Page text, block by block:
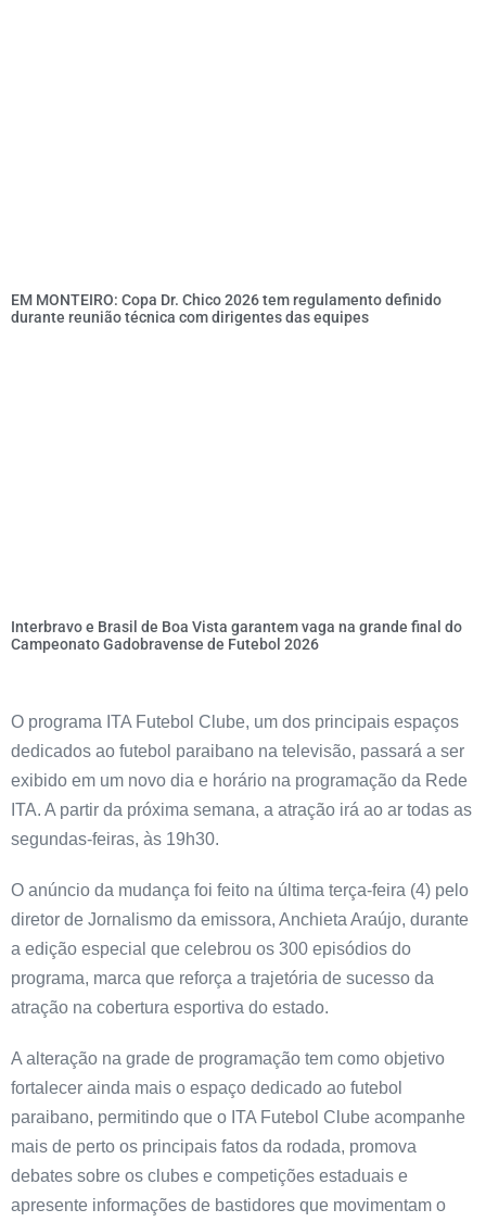
EM MONTEIRO: Copa Dr. Chico 2026 tem regulamento definido
durante reunião técnica com dirigentes das equipes
Interbravo e Brasil de Boa Vista garantem vaga na grande final do
Campeonato Gadobravense de Futebol 2026
O programa ITA Futebol Clube, um dos principais espaços
dedicados ao futebol paraibano na televisão, passará a ser
exibido em um novo dia e horário na programação da Rede
ITA. A partir da próxima semana, a atração irá ao ar todas as
segundas-feiras, às 19h30.
O anúncio da mudança foi feito na última terça-feira (4) pelo
diretor de Jornalismo da emissora, Anchieta Araújo, durante
a edição especial que celebrou os 300 episódios do
programa, marca que reforça a trajetória de sucesso da
atração na cobertura esportiva do estado.
A alteração na grade de programação tem como objetivo
fortalecer ainda mais o espaço dedicado ao futebol
paraibano, permitindo que o ITA Futebol Clube acompanhe
mais de perto os principais fatos da rodada, promova
debates sobre os clubes e competições estaduais e
apresente informações de bastidores que movimentam o